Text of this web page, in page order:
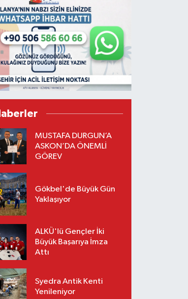
MUSTAFA DURGUN’A
ASKON’DA ÖNEMLİ
GÖREV
Gökbel'de Büyük Gün
Yaklaşıyor
ALKÜ'lü Gençler İki
Büyük Başarıya İmza
Attı
Syedra Antik Kenti
Yenileniyor